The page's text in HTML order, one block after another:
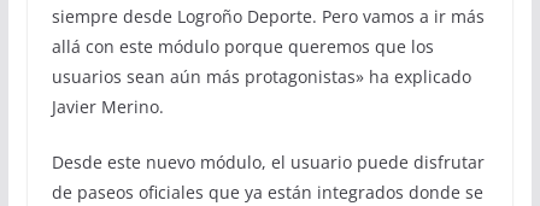
siempre desde Logroño Deporte. Pero vamos a ir más
allá con este módulo porque queremos que los
usuarios sean aún más protagonistas» ha explicado
Javier Merino.
Desde este nuevo módulo, el usuario puede disfrutar
de paseos oficiales que ya están integrados donde se